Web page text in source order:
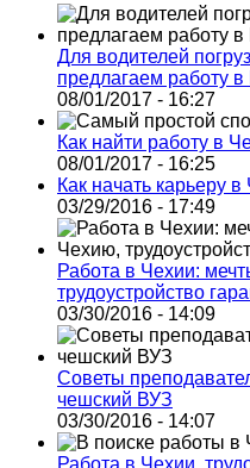
Для водителей
предлагаем работу
08/01/2017 - 16:27
Как найти работу в
08/01/2017 - 16:25
Как начать карьеру в
03/29/2016 - 17:49
Работа в Чехии:
трудоустройство
03/30/2016 - 14:09
Советы
чешский ВУЗ
03/30/2016 - 14:07
Работа в Чехии,